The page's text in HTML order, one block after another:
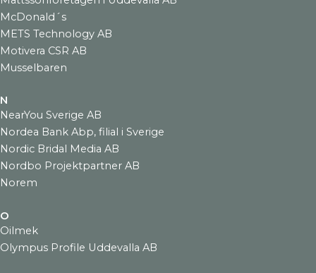
McDonald´s
METS Technology AB
Motivera CSR AB
Musselbaren
N
NearYou Sverige AB
Nordea Bank Abp, filial i Sverige
Nordic Bridal Media AB
Nordbo Projektpartner AB
Norem
O
Oilmek
Olympus Profile Uddevalla AB